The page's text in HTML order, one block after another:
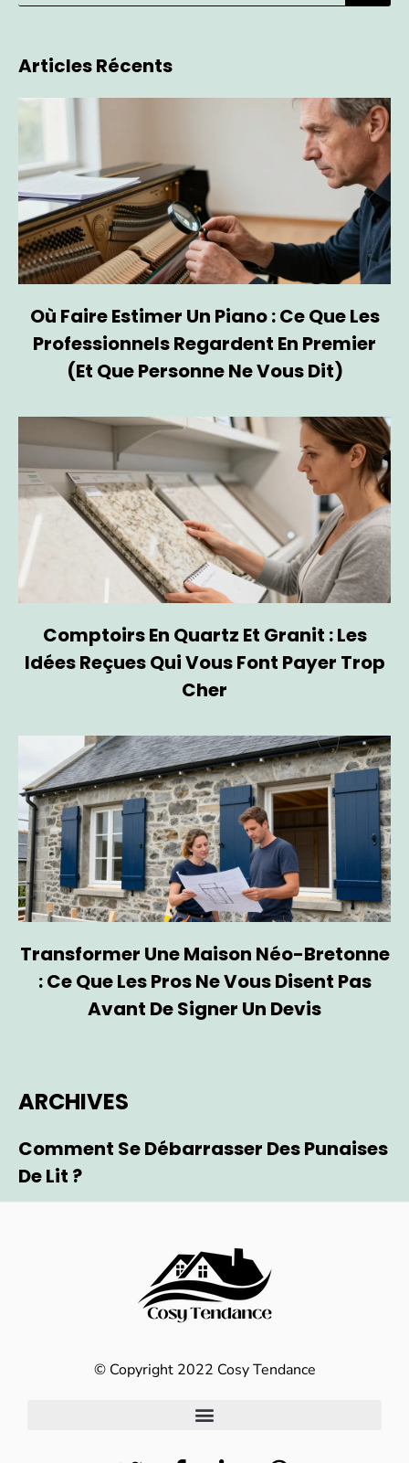
Articles Récents
Où Faire Estimer Un Piano : Ce Que Les
Professionnels Regardent En Premier
(et Que Personne Ne Vous Dit)
Comptoirs En Quartz Et Granit : Les
Idées Reçues Qui Vous Font Payer Trop
Cher
Transformer Une Maison Néo-Bretonne
: Ce Que Les Pros Ne Vous Disent Pas
Avant De Signer Un Devis
ARCHIVES
Comment Se Débarrasser Des Punaises
De Lit ?
© Copyright 2022 Cosy Tendance